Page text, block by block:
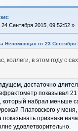
24 Сентября 2015, 09:52:52 »
Непомнящая от 23 Сентября
коллеги, в этом году с
достаточно
показывал
который набрал меньше
Платовского у
показывать признаки
удовлетворительно.